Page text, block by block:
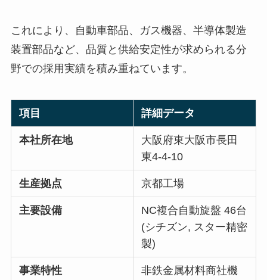
これにより、自動車部品、ガス機器、半導体製造
装置部品など、品質と供給安定性が求められる分
野での採用実績を積み重ねています。
項目 詳細データ
本社所在地
大阪府東大阪市長田
東4-4-10
生産拠点 京都工場
主要設備
NC複合自動旋盤 46台
(シチズン, スター精密
製)
事業特性
非鉄金属材料商社機